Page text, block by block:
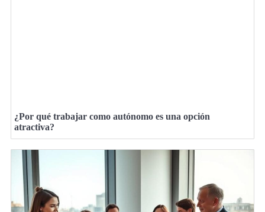
¿Por qué trabajar como autónomo es una opción
atractiva?